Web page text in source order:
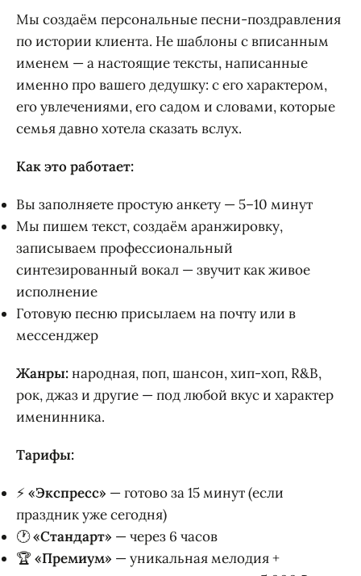
Мы создаём персональные песни-поздравления
по истории клиента. Не шаблоны с вписанным
именем — а настоящие тексты, написанные
именно про вашего дедушку: с его характером,
его увлечениями, его садом и словами, которые
семья давно хотела сказать вслух.
Как это работает:
Вы заполняете простую анкету — 5–10 минут
Мы пишем текст, создаём аранжировку,
записываем профессиональный
синтезированный вокал — звучит как живое
исполнение
Готовую песню присылаем на почту или в
мессенджер
Жанры:народная, поп, шансон, хип-хоп, R&B,
рок, джаз и другие — под любой вкус и характер
именинника.
Тарифы:
⚡ «Экспресс» — готово за 15 минут (если
праздник уже сегодня)
🕐«Стандарт» — через 6 часов
🏆 «Премиум» — уникальная мелодия +